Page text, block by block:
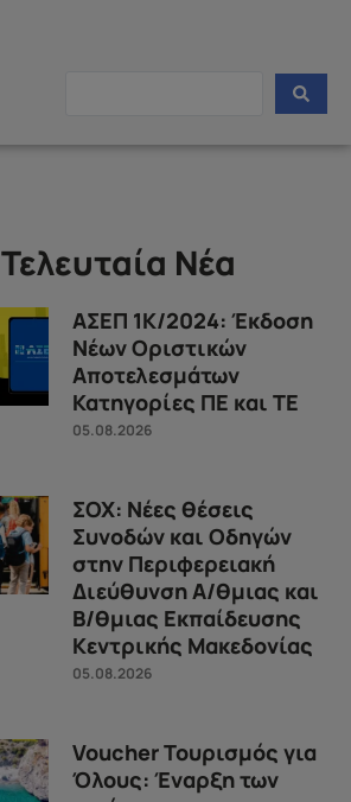
Τελευταία Νέα
ΑΣΕΠ 1Κ/2024: Έκδοση
Νέων Οριστικών
Αποτελεσμάτων
Κατηγορίες ΠΕ και ΤΕ
05.08.2026
ΣΟΧ: Νέες θέσεις
Συνοδών και Οδηγών
στην Περιφερειακή
Διεύθυνση Α/θμιας και
Β/θμιας Εκπαίδευσης
Κεντρικής Μακεδονίας
05.08.2026
Voucher Τουρισμός για
Όλους: Έναρξη των